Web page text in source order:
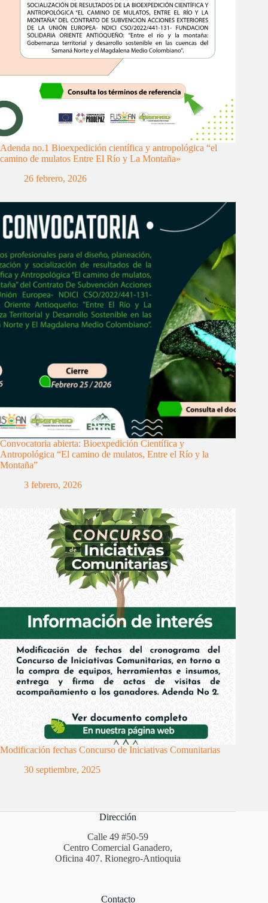
Adenda no.1 Bioexpedición científica y antropológica “el
camino de mulatos Entre El Río y La Montaña»
26 febrero, 2026
Convocatoria abierta: Bioexpedición Científica y
Antropológica “El camino de mulatos, Entre el Río y la
Montaña”
3 febrero, 2026
Modificación fechas Concurso de Iniciativas Comunitarias
30 septiembre, 2025
Dirección
Calle 49 #50-59
Centro Comercial Ganadero,
Oficina 407. Rionegro-Antioquia
Contacto